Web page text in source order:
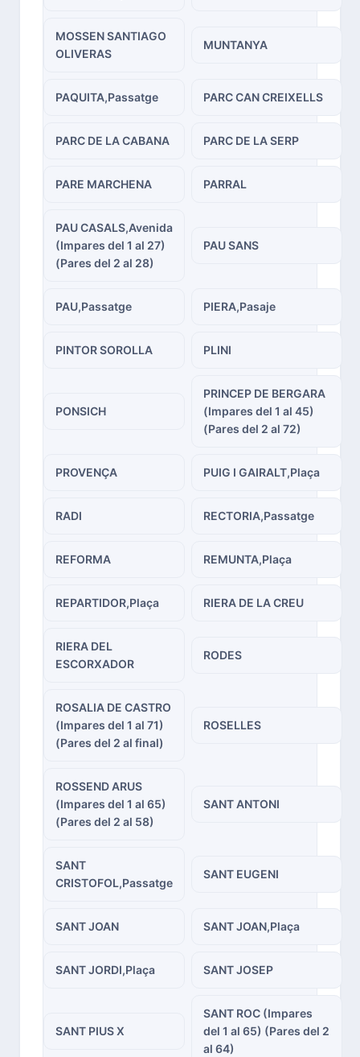
MOSSEN SANTIAGO
OLIVERAS
MUNTANYA
PAQUITA,Passatge PARC CAN CREIXELLS
PARC DE LA CABANA PARC DE LA SERP
PARE MARCHENA PARRAL
PAU CASALS,Avenida
(Impares del 1 al 27)
(Pares del 2 al 28)
PAU SANS
PAU,Passatge PIERA,Pasaje
PINTOR SOROLLA PLINI
PONSICH
PRINCEP DE BERGARA
(Impares del 1 al 45)
(Pares del 2 al 72)
PROVENÇA PUIG I GAIRALT,Plaça
RADI RECTORIA,Passatge
REFORMA REMUNTA,Plaça
REPARTIDOR,Plaça RIERA DE LA CREU
RIERA DEL
ESCORXADOR
RODES
ROSALIA DE CASTRO
(Impares del 1 al 71)
(Pares del 2 al final)
ROSELLES
ROSSEND ARUS
(Impares del 1 al 65)
(Pares del 2 al 58)
SANT ANTONI
SANT
CRISTOFOL,Passatge
SANT EUGENI
SANT JOAN SANT JOAN,Plaça
SANT JORDI,Plaça SANT JOSEP
SANT PIUS X
SANT ROC (Impares
del 1 al 65) (Pares del 2
al 64)